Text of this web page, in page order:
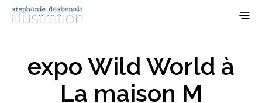
expo Wild World à
La maison M